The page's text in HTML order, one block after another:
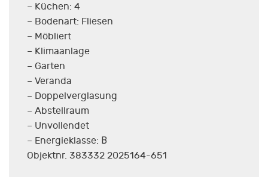
– Küchen: 4
– Bodenart: Fliesen
– Möbliert
– Klimaanlage
– Garten
– Veranda
– Doppelverglasung
– Abstellraum
– Unvollendet
– Energieklasse: Β
Objektnr. 383332 2025164-651